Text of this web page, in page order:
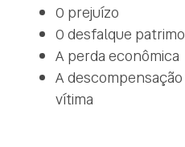
O prejuízo
O desfalque
A perda econômica
A
vítima